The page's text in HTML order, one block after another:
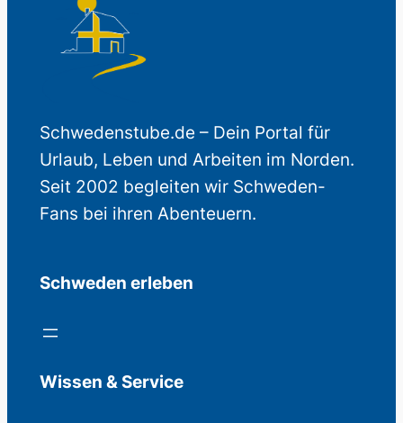
Schwedenstube.de – Dein Portal für
Urlaub, Leben und Arbeiten im Norden.
Seit 2002 begleiten wir Schweden-
Fans bei ihren Abenteuern.
Schweden erleben
Wissen & Service